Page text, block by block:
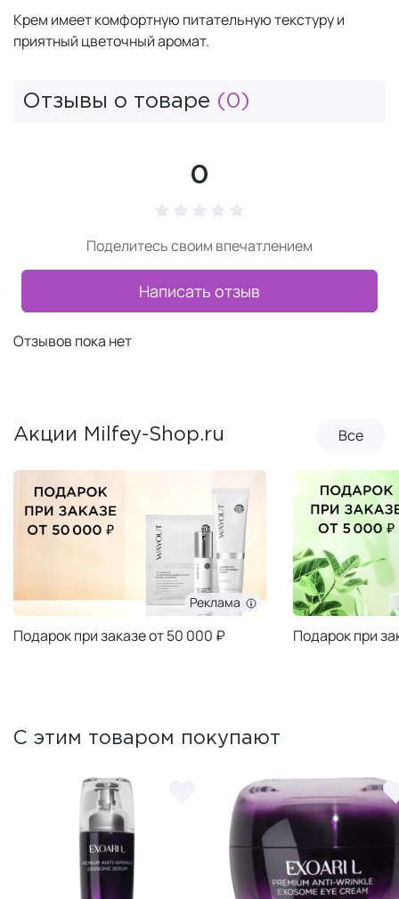
Крем имеет комфортную питательную текстуру и
приятный цветочный аромат.
Отзывы о товаре (0)
0
Поделитесь своим впечатлением
Написать отзыв
Отзывов пока нет
Акции Milfey-Shop.ru Все
Реклама
Подарок при заказе от 50 000 ₽ Подарок при
С этим товаром покупают